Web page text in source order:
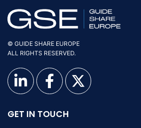
© GUIDE SHARE EUROPE
ALL RIGHTS RESERVED.
GET IN TOUCH